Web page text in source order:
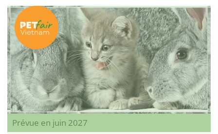
Prévue en juin 2027